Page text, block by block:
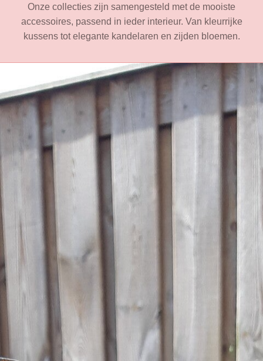
Onze collecties zijn samengesteld met de mooiste
accessoires, passend in ieder interieur. Van kleurrijke
kussens tot elegante kandelaren en zijden bloemen.